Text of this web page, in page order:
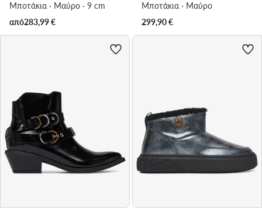
Μποτάκια · Μαύρο · 9 cm
από283,99€
Μποτάκια · Μαύρο
299,90€